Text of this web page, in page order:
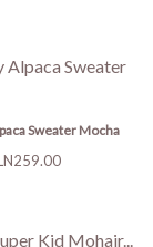
Sweater Mocha